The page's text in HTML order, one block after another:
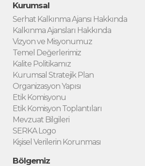
Kurumsal
Serhat Kalkınma Ajansı Hakkında
Kalkınma Ajansları Hakkında
Vizyon ve Misyonumuz
Temel Değerlerimiz
Kalite Politikamız
Kurumsal Stratejik Plan
Organizasyon Yapısı
Etik Komisyonu
Etik Komisyon Toplantıları
Mevzuat Bilgileri
SERKA Logo
Kişisel Verilerin Korunması
Bölgemiz